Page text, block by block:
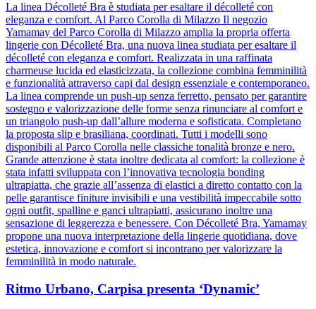
La linea Décolleté Bra è studiata per esaltare il décolleté con
eleganza e comfort. Al Parco Corolla di Milazzo Il negozio
Yamamay del Parco Corolla di Milazzo amplia la propria offerta
lingerie con Décolleté Bra, una nuova linea studiata per esaltare il
décolleté con eleganza e comfort. Realizzata in una raffinata
charmeuse lucida ed elasticizzata, la collezione combina femminilità
e funzionalità attraverso capi dal design essenziale e contemporaneo.
La linea comprende un push-up senza ferretto, pensato per garantire
sostegno e valorizzazione delle forme senza rinunciare al comfort e
un triangolo push-up dall’allure moderna e sofisticata. Completano
la proposta slip e brasiliana, coordinati. Tutti i modelli sono
disponibili al Parco Corolla nelle classiche tonalità bronze e nero.
Grande attenzione è stata inoltre dedicata al comfort: la collezione è
stata infatti sviluppata con l’innovativa tecnologia bonding
ultrapiatta, che grazie all’assenza di elastici a diretto contatto con la
pelle garantisce finiture invisibili e una vestibilità impeccabile sotto
ogni outfit, spalline e ganci ultrapiatti, assicurano inoltre una
sensazione di leggerezza e benessere. Con Décolleté Bra, Yamamay
propone una nuova interpretazione della lingerie quotidiana, dove
estetica, innovazione e comfort si incontrano per valorizzare la
femminilità in modo naturale.
Ritmo Urbano, Carpisa presenta ‘Dynamic’